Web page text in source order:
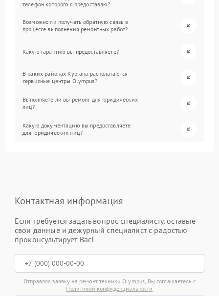
телефон которого я предоставлю?
Возможно ли получать обратную связь в
процессе выполнения ремонтных работ?
Какую гарантию вы предоставляете?
В каких районах Кургана располагаются
сервисные центры Olympus?
Выполняете ли вы ремонт для юридических
лиц?
Какую документацию вы предоставляете
для юридических лиц?
Контактная информация
Если требуется задать вопрос специалисту, оставьте
свои данные и дежурный специалист с радостью
проконсультирует Вас!
Отправляя заявку на ремонт техники Olympus, Вы соглашаетесь с
Политикой конфиденциальности